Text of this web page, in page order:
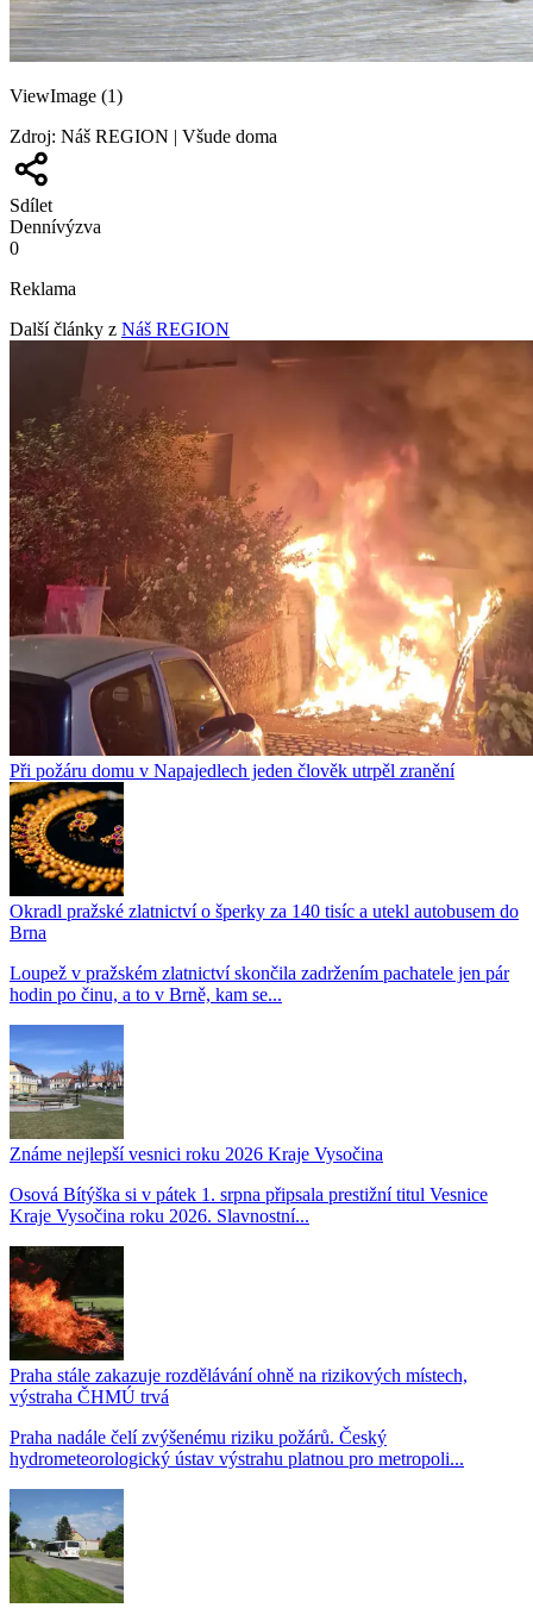
ViewImage (1)
Zdroj: Náš REGION | Všude doma
Sdílet
Dennívýzva
0
Reklama
Další články z Náš REGION
Při požáru domu v Napajedlech jeden člověk utrpěl zranění
Okradl pražské zlatnictví o šperky za 140 tisíc a utekl autobusem do
Brna
Loupež v pražském zlatnictví skončila zadržením pachatele jen pár
hodin po činu, a to v Brně, kam se...
Známe nejlepší vesnici roku 2026 Kraje Vysočina
Osová Bítýška si v pátek 1. srpna připsala prestižní titul Vesnice
Kraje Vysočina roku 2026. Slavnostní...
Praha stále zakazuje rozdělávání ohně na rizikových místech,
výstraha ČHMÚ trvá
Praha nadále čelí zvýšenému riziku požárů. Český
hydrometeorologický ústav výstrahu platnou pro metropoli...